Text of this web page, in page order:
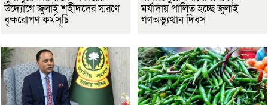
উদ্যোগে জুলাই শহীদদের স্মরণে
বৃক্ষরোপণ কর্মসূচি
মর্যাদায় পালিত হচ্ছে জুলাই
গণঅভ্যুত্থান দিবস